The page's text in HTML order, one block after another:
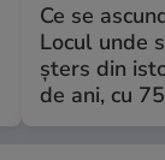
Ce se
Locul unde
șters din
de ani, cu